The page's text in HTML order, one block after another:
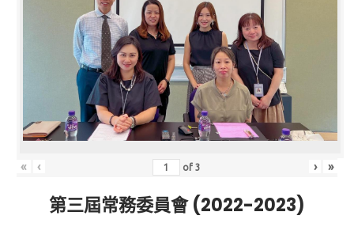
« ‹ of3 › »
第三屆常務委員會 (2022-2023)